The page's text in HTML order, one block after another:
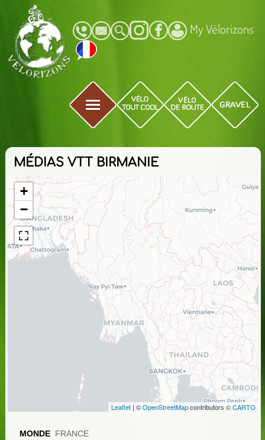
My Vélorizons
MÉDIAS VTT BIRMANIE
+
−
Leaflet| ©OpenStreetMapcontributors ©CARTO
MONDE FRANCE